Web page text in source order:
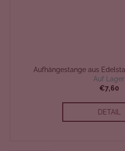
Aufhängestange aus
Auf Lager
€7,60
DETAIL